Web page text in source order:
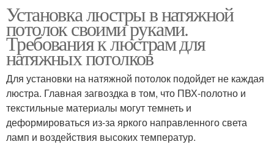
Установка люстры в натяжной
потолок своими руками.
Требования к люстрам для
натяжных потолков
Для установки на натяжной потолок подойдет не каждая
люстра. Главная загвоздка в том, что ПВХ-полотно и
текстильные материалы могут темнеть и
деформироваться из-за яркого направленного света
ламп и воздействия высоких температур.